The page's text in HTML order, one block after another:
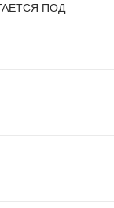
ПОД